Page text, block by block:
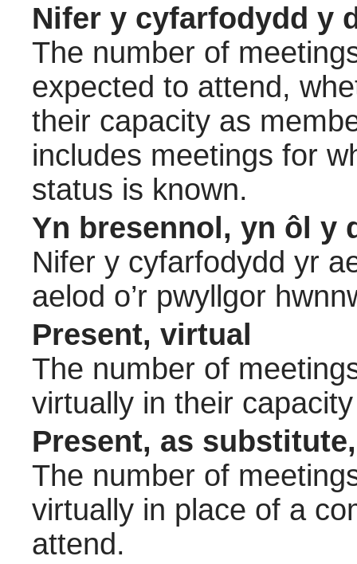
Nifer y cyfarfodydd y
The number of
expected to attend,
their capacity as
includes meetings for
status is known.
Yn bresennol, yn ôl y
Nifer y cyfarfodydd yr
aelod o’r pwyllgor
Present, virtual
The number of
virtually in their
Present, as
The number of
virtually in place of a
attend.